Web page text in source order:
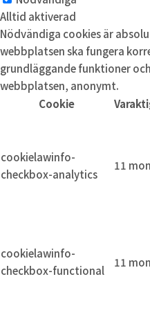
Alltid aktiverad
Nödvändiga cookies är
webbplatsen ska fungera
grundläggande funktioner
webbplatsen, anonymt.
Cookie
cookielawinfo-
checkbox-analytics
11
cookielawinfo-
checkbox-functional
11